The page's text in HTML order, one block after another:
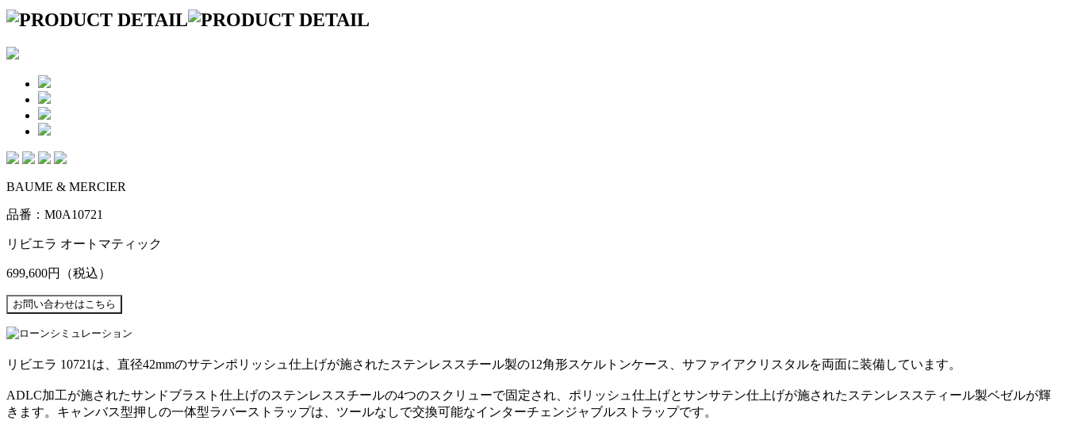
BAUME & MERCIER
品番：M0A10721
リビエラ オートマティック
699,600円 （税込）
リビエラ 10721は、直径42mmのサテンポリッシュ仕上げが施されたステンレススチール製の12角形スケルトンケース、サファイアクリスタルを両面に装備しています。
ADLC加工が施されたサンドブラスト仕上げのステンレススチールの4つのスクリューで固定され、ポリッシュ仕上げとサンサテン仕上げが施されたステンレススティール製ベゼルが輝
きます。キャンバス型押しの一体型ラバーストラップは、ツールなしで交換可能なインターチェンジャブルストラップです。